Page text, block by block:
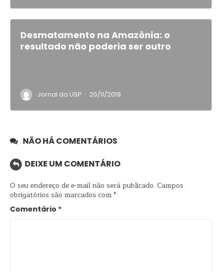
Desmatamento na Amazônia: o
resultado não poderia ser outro
Jornal da USP · 20/11/2019
NÃO HÁ COMENTÁRIOS
DEIXE UM COMENTÁRIO
O seu endereço de e-mail não será publicado. Campos
obrigatórios são marcados com*
Comentário *